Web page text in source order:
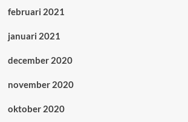
februari 2021
januari 2021
december 2020
november 2020
oktober 2020